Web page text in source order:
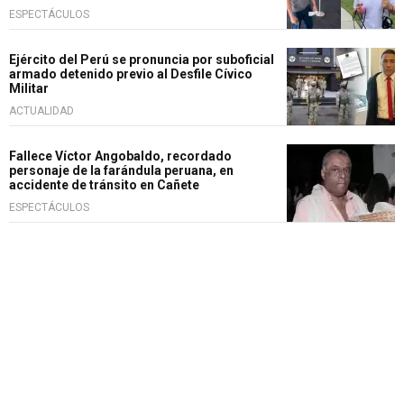
ESPECTÁCULOS
Ejército del Perú se pronuncia por suboficial
armado detenido previo al Desfile Cívico
Militar
ACTUALIDAD
Fallece Víctor Angobaldo, recordado
personaje de la farándula peruana, en
accidente de tránsito en Cañete
ESPECTÁCULOS